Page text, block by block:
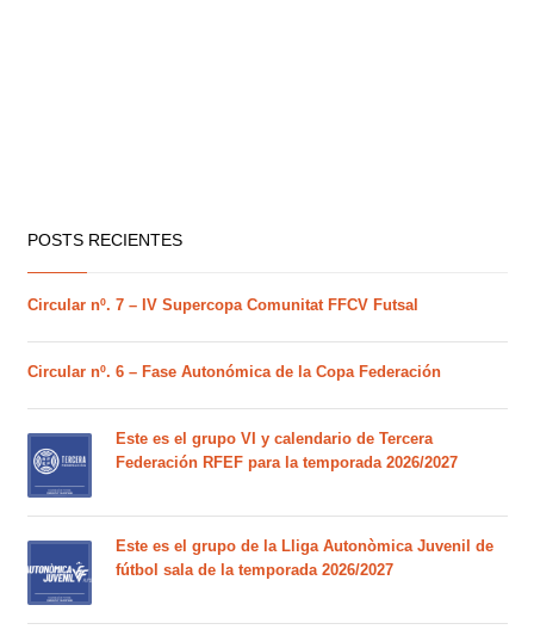
POSTS RECIENTES
Circular nº. 7 – IV Supercopa Comunitat FFCV Futsal
Circular nº. 6 – Fase Autonómica de la Copa Federación
Este es el grupo VI y calendario de Tercera
Federación RFEF para la temporada 2026/2027
Este es el grupo de la Lliga Autonòmica Juvenil de
fútbol sala de la temporada 2026/2027